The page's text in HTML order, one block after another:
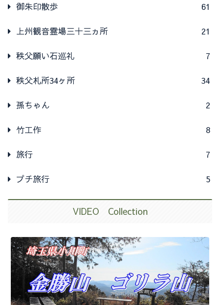
御朱印散歩 61
上州観音霊場三十三ヵ所 21
秩父願い石巡礼 7
秩父札所34ヶ所 34
孫ちゃん 2
竹工作 8
旅行 7
プチ旅行 5
VIDEO Collection